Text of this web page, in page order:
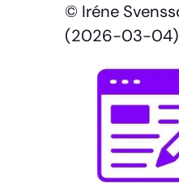
© Iréne
(2026-03-04)